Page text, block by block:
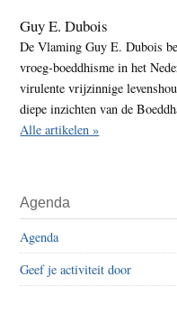
Guy E. Dubois
De Vlaming Guy E. Dubois
vroeg-boeddhisme in het
virulente vrijzinnige
diepe inzichten van de
Alle artikelen »
Agenda
Agenda
Geef je activiteit door